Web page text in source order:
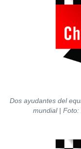
Dos ayudantes del
mundial | Foto: